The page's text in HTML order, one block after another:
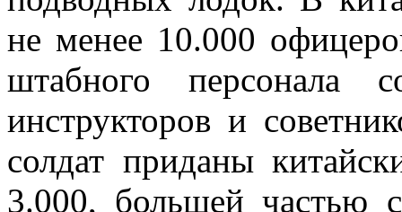
не менее 10.000
штабного персонала
инструкторов и
солдат приданы
3.000, большей частью